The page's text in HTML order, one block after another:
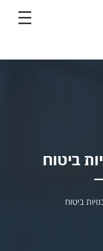
ביטוח
ביטוח